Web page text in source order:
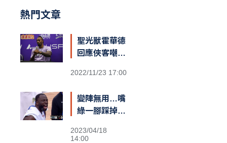
熱門文章
聖光獸霍華德
回應俠客嘲諷
仇恨！我擁有
隊友，台灣給
我一對翅膀」
2022/11/23 17:00
變陣無用…嘴
綠一腳踩掉勇
2023/04/18
14:00